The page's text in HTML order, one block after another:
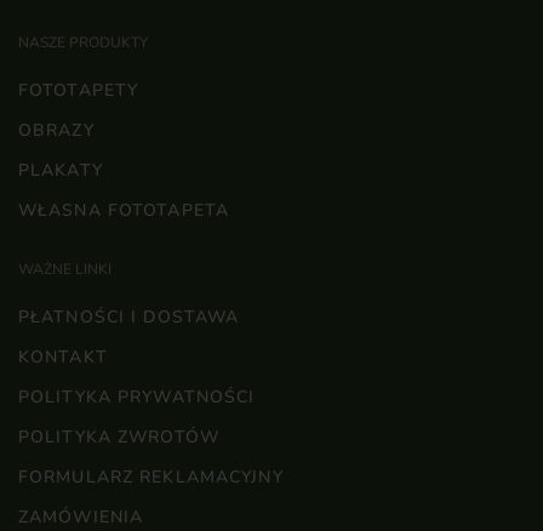
NASZE PRODUKTY
FOTOTAPETY
OBRAZY
PLAKATY
WŁASNA FOTOTAPETA
WAŻNE LINKI
PŁATNOŚCI I DOSTAWA
KONTAKT
POLITYKA PRYWATNOŚCI
POLITYKA ZWROTÓW
FORMULARZ REKLAMACYJNY
ZAMÓWIENIA